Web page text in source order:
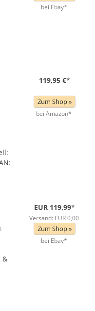
bei Ebay*
119,95 €*
Zum Shop »
bei Amazon*
&
EUR 119,99*
Versand: EUR 0,00
Zum Shop »
bei Ebay*